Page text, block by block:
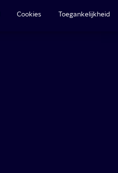
Cookies Toegankelijkheid